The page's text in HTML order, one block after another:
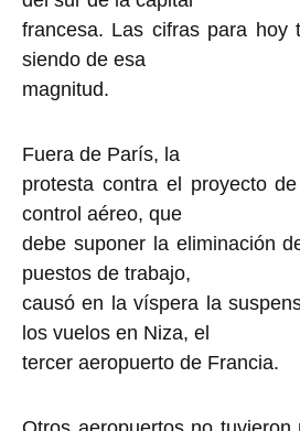
francesa. Las cifras para hoy
siendo de esa
magnitud.
Fuera de París, la
protesta contra el proyecto
control aéreo, que
debe suponer la eliminación
puestos de trabajo,
causó en la víspera la
los vuelos en Niza, el
tercer aeropuerto de Francia.